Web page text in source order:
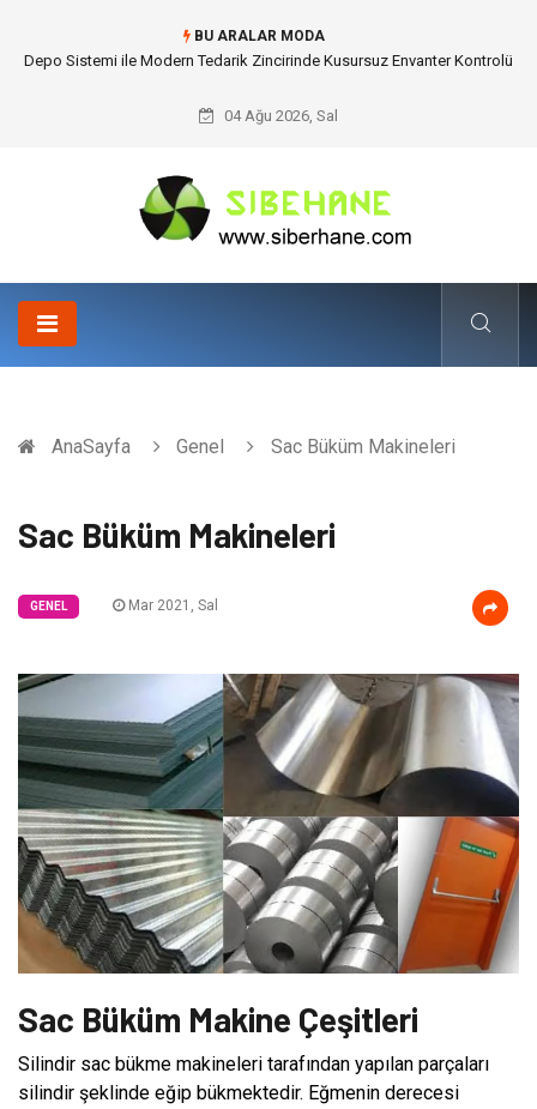
BU ARALAR MODA
Akrilik Boyama Seti ile Evinizde Dijitalden Uzak Bir Deşarj Alanı Tasarlayın
04 Ağu 2026, Sal
AnaSayfa Genel Sac Büküm Makineleri
Sac Büküm Makineleri
GENEL Mar 2021, Sal
Sac Büküm Makine Çeşitleri
Silindir sac bükme makineleri tarafından yapılan parçaları
silindir şeklinde eğip bükmektedir. Eğmenin derecesi